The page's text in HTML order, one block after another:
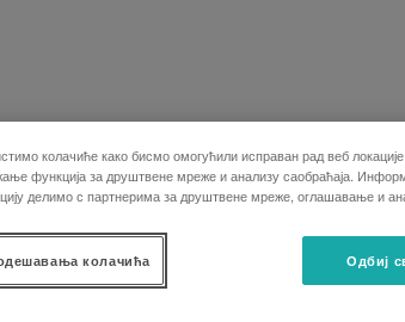
колачиће како бисмо омогућили исправан рад веб
функција за друштвене мреже и анализу саобраћаја.
делимо с партнерима за друштвене мреже, оглашавање и
Одбиј
колачића